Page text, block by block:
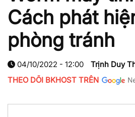
Cách phát
phòng tránh
04/10/2022 - 12:00
Trịnh Duy
THEO DÕI BKHOST TRÊN